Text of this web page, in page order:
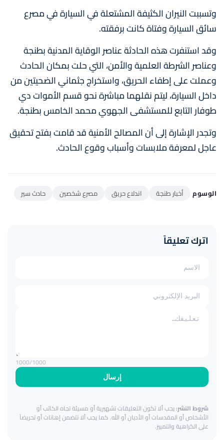
وتسببت النيران الكثيفة المشتعلة في السيارة في مصرع
سائق السيارة وفتاة كانت برفقته.
وقد استنفرت هذه الحادثة عناصر الوقاية المدنية بطنجة
وعناصر الشرطة العلمية والأمن، التي حلت بمكان الحادث
وعملت على إطفاء الحريق، واستخراج جثماني الضحيتين من
داخل السيارة، ليتم نقلهما مباشرة نحو قسم الأموات دي
طوفار التابع للمستشفى الجهوي محمد الخامس بطنجة.
وتجدر الإشارة إلى أن المصالح الأمنية قد قامت بفتح تحقيق
عاجل لمعرفة ملابسات وأسباب وقوع الحادث.
الوسوم أخبار طنجة اندلاع حريق مصرع شخصين حادث سير
اترك تعليقاً
إرسال
1000/1000
شروط النشر:يجب ألا تكون التعليقات تشهيرية أو مسيئة تجاه الكاتب أو
الأشخاص أو المقدسات أو الأديان أو الله. كما يجب ألا تتضمن إهانات أو تحريضاً
على الكراهية والتمييز.